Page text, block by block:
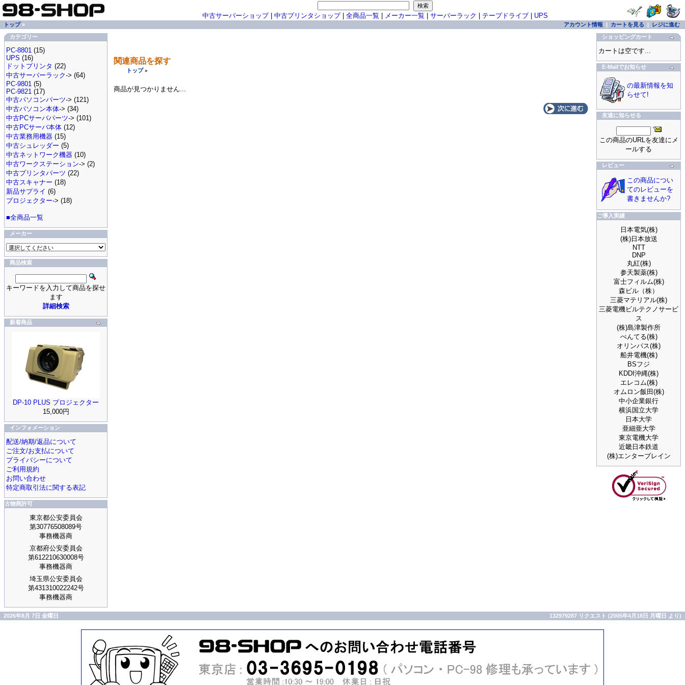
関連商品を探す
トップ»
商品が見つかりません...
中古サーバーショップ| 中古プリンタショップ| 全商品一覧 メーカー一覧 サーバーラック テープドライブ| UPS
トップ» アカウント情報 | カートを見る | レジに進む
カテゴリー
PC-8801 (15)
UPS (16)
ドットプリンタ (22)
中古サーバーラック-> (64)
PC-9801 (5)
PC-9821 (17)
中古パソコンパーツ-> (121)
中古パソコン本体-> (34)
中古PCサーバパーツ-> (101)
中古PCサーバ本体 (12)
中古業務用機器 (15)
中古シュレッダー (5)
中古ネットワーク機器 (10)
中古ワークステーション-> (2)
中古プリンタパーツ (22)
中古スキャナー (18)
新品サプライ (6)
プロジェクター-> (18)
■全商品一覧
メーカー
商品検索
キーワードを入力して商品を探せ
ます
詳細検索
新着商品
DP-10 PLUS プロジェクター
15,000円
インフォメーション
配送/納期/返品について
ご注文/お支払について
プライバシーについて
ご利用規約
お問い合わせ
特定商取引法に関する表記
古物商許可
東京都公安委員会
第30776508089号
事務機器商
京都府公安委員会
第612210630008号
事務機器商
埼玉県公安委員会
第431310022242号
事務機器商
ショッピングカート
カートは空です...
E-Mailでお知らせ
の最新情報を知
らせて!
友達に知らせる
この商品のURLを友達にメ
ールする
レビュー
この商品につい
てのレビューを
書きませんか?
ご導入実績
日本電気(株)
(株)日本放送
NTT
DNP
丸紅(株)
参天製薬(株)
富士フィルム(株)
森ビル（株）
三菱マテリアル(株)
三菱電機ビルテクノサービ
ス
(株)島津製作所
ぺんてる(株)
オリンパス(株)
船井電機(株)
BSフジ
KDDI沖縄(株)
エレコム(株)
オムロン飯田(株)
中小企業銀行
横浜国立大学
日本大学
亜細亜大学
東京電機大学
近畿日本鉄道
(株)エンターブレイン
2026年8月 7日 金曜日 132979287 リクエスト (2005年4月18日 月曜日 より)